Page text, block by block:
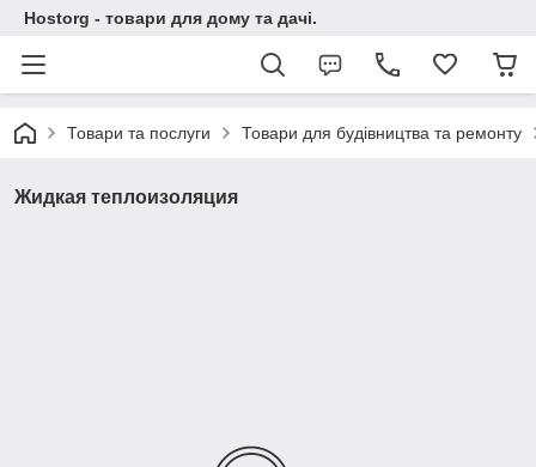
Hostorg - товари для дому та дачі.
Товари та послуги Товари для будівництва та ремонту
Жидкая теплоизоляция